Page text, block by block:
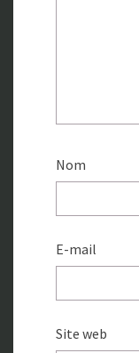
Nom
E-mail
Site web